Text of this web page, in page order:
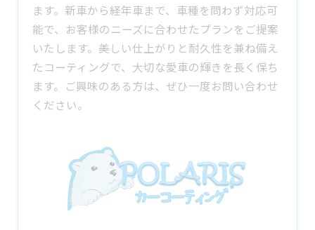
ます。新車から経年車まで、車種を問わず対応可
能で、お客様のニーズに合わせたプランをご提案
いたします。美しい仕上がりと耐久性を兼ね備え
たコーティングで、大切な愛車の輝きを長く保ち
ます。ご興味のある方は、ぜひ一度お問い合わせ
ください。